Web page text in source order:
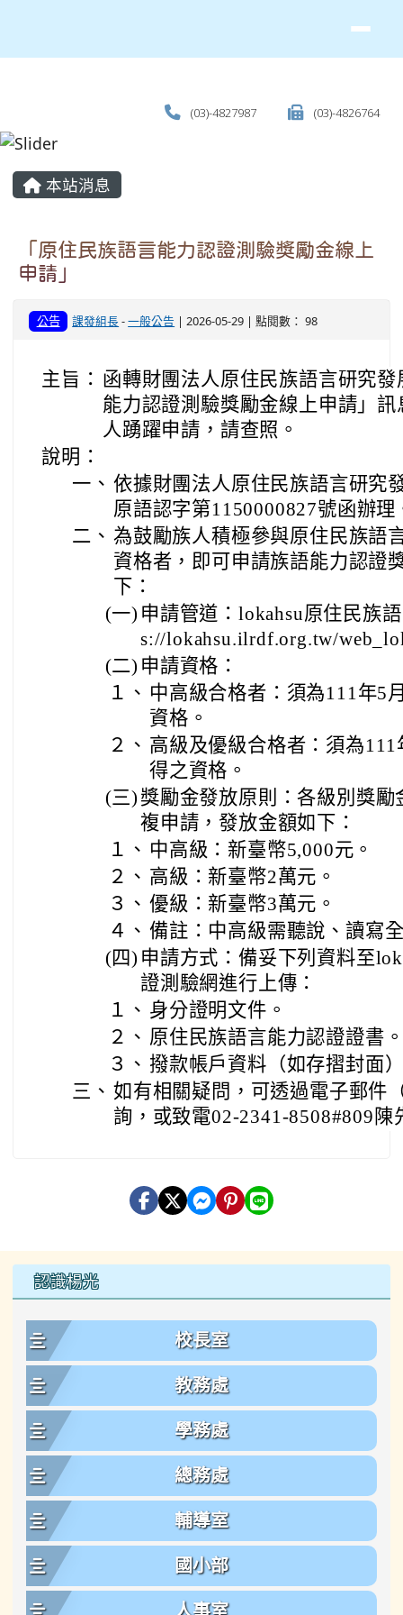
(03)-4827987 (03)-4826764
主內容區域
本站消息
「原住民族語言能力認證測驗獎勵金線上
申請」
公告 課發組長-一般公告 | 2026-05-29 | 點閱數： 98
主旨： 函轉財團法人原住民族語言研究
能力認證測驗獎勵金線上申請」
人踴躍申請，請查照。
說明：
一、 依據財團法人原住民族語言研究
原語認字第1150000827號函辦理
二、 為鼓勵族人積極參與原住民族語
資格者，即可申請族語能力認證
下：
(一) 申請管道：lokahsu原住民族
s://lokahsu.ilrdf.org.tw/
(二) 申請資格：
１、 中高級合格者：須為111年5
資格。
２、 高級及優級合格者：須為
得之資格。
(三) 獎勵金發放原則：各級別獎
複申請，發放金額如下：
１、 中高級：新臺幣5,000元。
２、 高級：新臺幣2萬元。
３、 優級：新臺幣3萬元。
４、 備註：中高級需聽說、讀寫
(四) 申請方式：備妥下列資料至
證測驗網進行上傳：
１、 身分證明文件。
２、 原住民族語言能力認證證書
３、 撥款帳戶資料（如存摺封面
三、 如有相關疑問，可透過電子郵件
詢，或致電02-2341-8508#809陳
左邊區域內容
認識楊光
校長室
教務處
學務處
總務處
輔導室
國小部
人事室